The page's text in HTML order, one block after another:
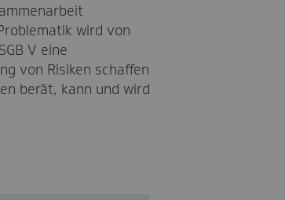
wird von
V eine
von Risiken schaffen
berät, kann und wird